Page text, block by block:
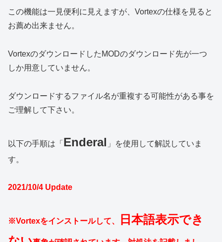
この機能は一見便利に見えますが、Vortexの仕様を見ると
お薦め出来ません。
VortexのダウンロードしたMODのダウンロード先が一つ
しか用意していません。
ダウンロードするファイル名が重複する可能性がある事を
ご理解して下さい。
以下の手順は「 Enderal 」を使用して解説していま
す。
2021/10/4 Update
※Vortexをインストールして、
日本語表示でき